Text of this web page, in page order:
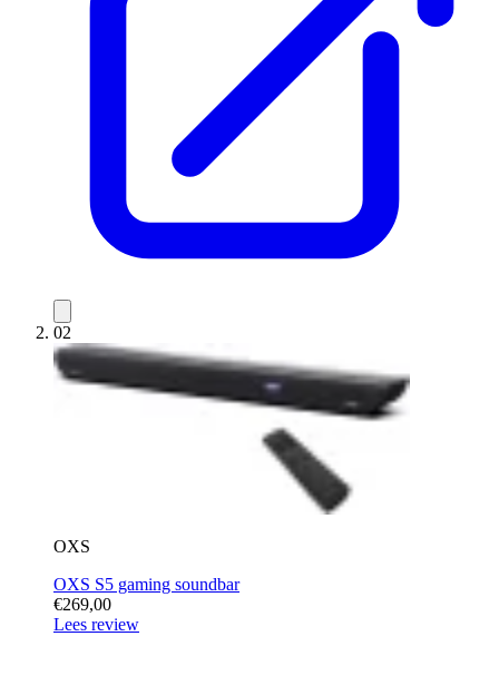
02
OXS
OXS S5 gaming soundbar
€269,00
Lees review